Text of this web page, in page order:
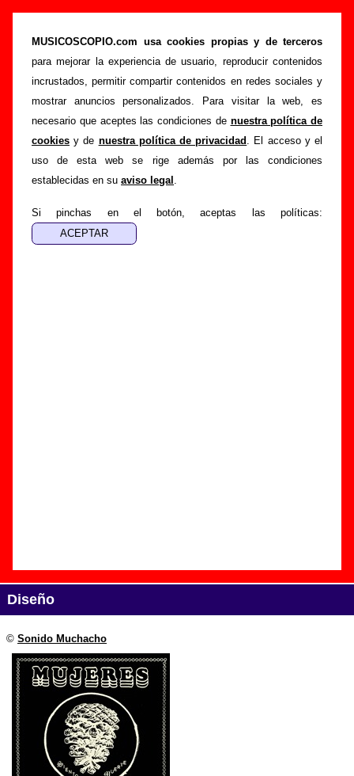
MUSICOSCOPIO.com usa cookies propias y de terceros
para mejorar la experiencia de usuario, reproducir contenidos
incrustados, permitir compartir contenidos en redes sociales y
mostrar anuncios personalizados. Para visitar la web, es
necesario que aceptes las condiciones de nuestra política de
cookies y de nuestra política de privacidad . El acceso y el
uso de esta web se rige además por las condiciones
establecidas en su aviso legal .
Si pinchas en el botón, aceptas las políticas:
“Siento muerte (Edición limitada)” (LP de
vinilo de 12’’, 2020) - Mujeres
Portada >Mujeres >Discografía
Siento muerte (Edición limitada)
Esta página pretende recopilar todo tipo de información
sobre el disco “Siento muerte (Edición limitada)”
interpretado por
Mujeres
. Además del listado de canciones
incluidas en el disco, también se mostrarán en esta página
otros tipos de información a medida que estén disponibles:
los datos relacionados con su publicación, los créditos de la
grabación de las canciones (productor, músicos,
Diseño
© Sonido Muchacho